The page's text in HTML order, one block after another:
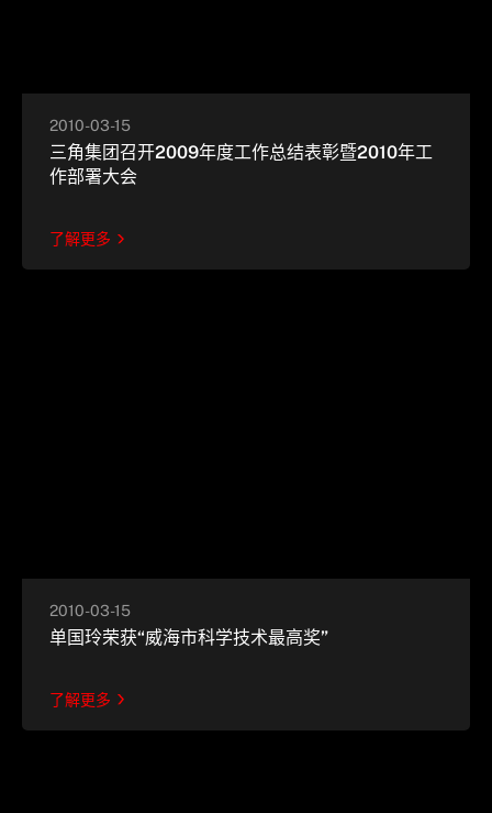
2010-03-15
三角集团召开2009年度工作总结表彰暨2010年工
作部署大会
了解更多
2010-03-15
单国玲荣获“威海市科学技术最高奖”
了解更多